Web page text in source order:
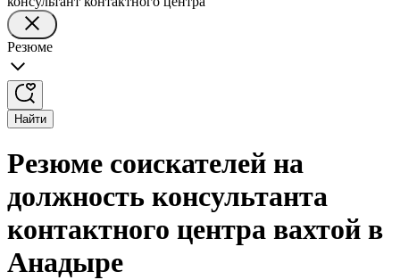
Резюме
Найти
Резюме соискателей на
должность консультанта
контактного центра вахтой в
Анадыре